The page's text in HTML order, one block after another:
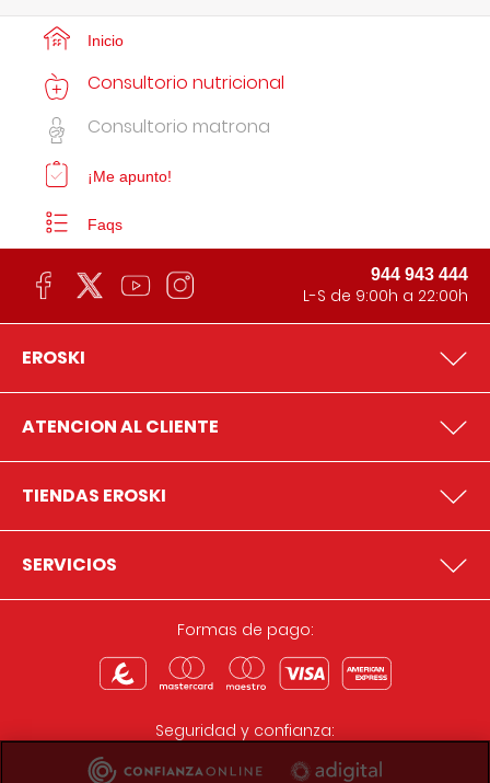
Inicio
Consultorio nutricional
Consultorio matrona
¡Me apunto!
Faqs
944 943 444
L-S de 9:00h a 22:00h
EROSKI
ATENCION AL CLIENTE
TIENDAS EROSKI
SERVICIOS
Formas de pago:
Seguridad y confianza: